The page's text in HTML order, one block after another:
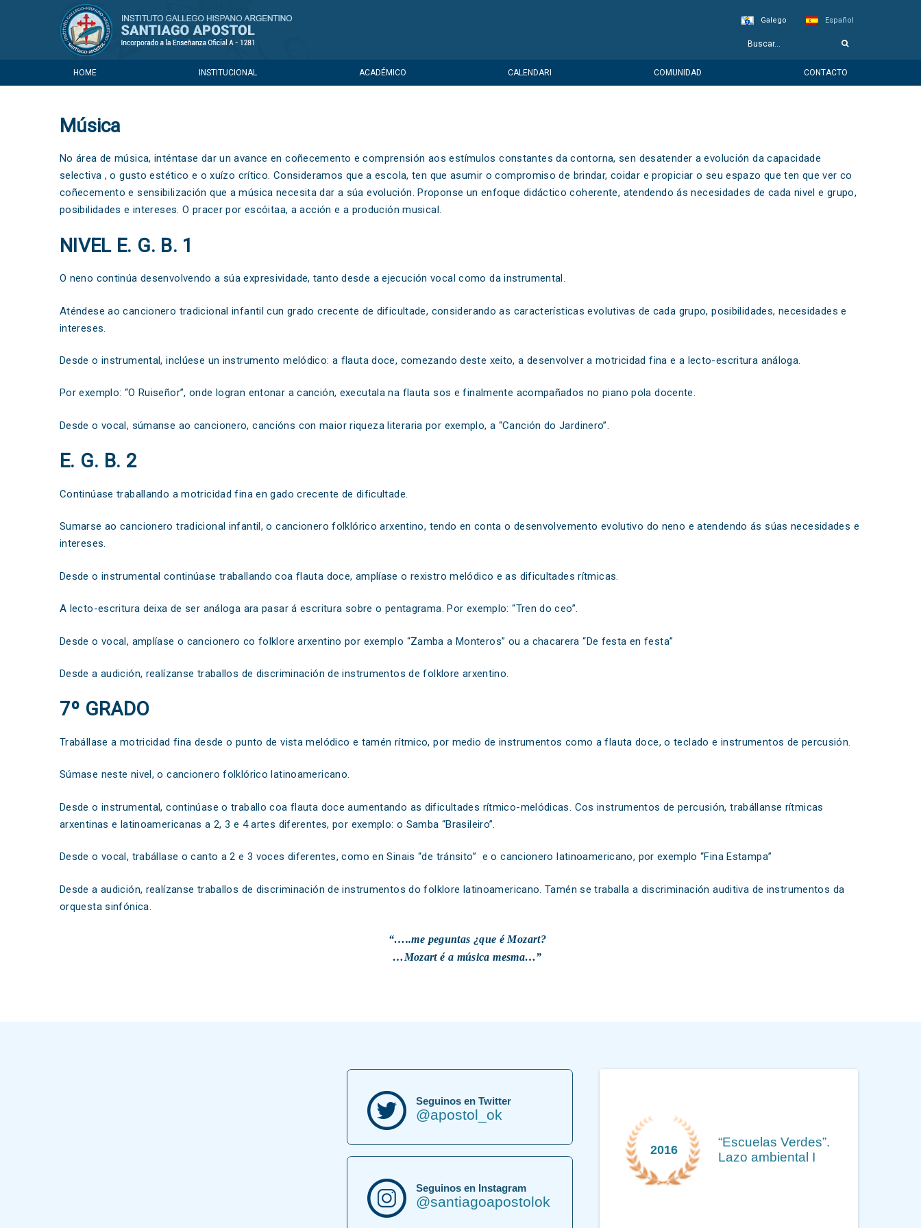
Galego Español
HOME INSTITUCIONAL ACADÉMICO CALENDARI COMUNIDAD CONTACTO
Música
No área de música, inténtase dar un avance en coñecemento e comprensión aos estímulos constantes da contorna, sen desatender a evolución da capacidade
selectiva , o gusto estético e o xuízo crítico. Consideramos que a escola, ten que asumir o compromiso de brindar, coidar e propiciar o seu espazo que ten que ver co
coñecemento e sensibilización que a música necesita dar a súa evolución. Proponse un enfoque didáctico coherente, atendendo ás necesidades de cada nivel e grupo,
posibilidades e intereses. O pracer por escóitaa, a acción e a produción musical.
NIVEL E. G. B. 1
O neno continúa desenvolvendo a súa expresividade, tanto desde a ejecución vocal como da instrumental.
Aténdese ao cancionero tradicional infantil cun grado crecente de dificultade, considerando as características evolutivas de cada grupo, posibilidades, necesidades e
intereses.
Desde o instrumental, inclúese un instrumento melódico: a flauta doce, comezando deste xeito, a desenvolver a motricidad fina e a lecto-escritura análoga.
Por exemplo: “O Ruiseñor”, onde logran entonar a canción, executala na flauta sos e finalmente acompañados no piano pola docente.
Desde o vocal, súmanse ao cancionero, cancións con maior riqueza literaria por exemplo, a “Canción do Jardinero”.
E. G. B. 2
Continúase traballando a motricidad fina en gado crecente de dificultade.
Sumarse ao cancionero tradicional infantil, o cancionero folklórico arxentino, tendo en conta o desenvolvemento evolutivo do neno e atendendo ás súas necesidades e
intereses.
Desde o instrumental continúase traballando coa flauta doce, amplíase o rexistro melódico e as dificultades rítmicas.
A lecto-escritura deixa de ser análoga ara pasar á escritura sobre o pentagrama. Por exemplo: “Tren do ceo”.
Desde o vocal, amplíase o cancionero co folklore arxentino por exemplo “Zamba a Monteros” ou a chacarera “De festa en festa”
Desde a audición, realízanse traballos de discriminación de instrumentos de folklore arxentino.
7º GRADO
Trabállase a motricidad fina desde o punto de vista melódico e tamén rítmico, por medio de instrumentos como a flauta doce, o teclado e instrumentos de percusión.
Súmase neste nivel, o cancionero folklórico latinoamericano.
Desde o instrumental, continúase o traballo coa flauta doce aumentando as dificultades rítmico-melódicas. Cos instrumentos de percusión, trabállanse rítmicas
arxentinas e latinoamericanas a 2, 3 e 4 artes diferentes, por exemplo: o Samba “Brasileiro”.
Desde o vocal, trabállase o canto a 2 e 3 voces diferentes, como en Sinais “de tránsito” e o cancionero latinoamericano, por exemplo “Fina Estampa”
Desde a audición, realízanse traballos de discriminación de instrumentos do folklore latinoamericano. Tamén se traballa a discriminación auditiva de instrumentos da
orquesta sinfónica.
“…..me peguntas ¿que é Mozart?
…Mozart é a música mesma…”
Seguinos en Twitter
@apostol_ok
Seguinos en Instagram
@santiagoapostolok
2016
“Escuelas Verdes”.
Lazo ambiental I